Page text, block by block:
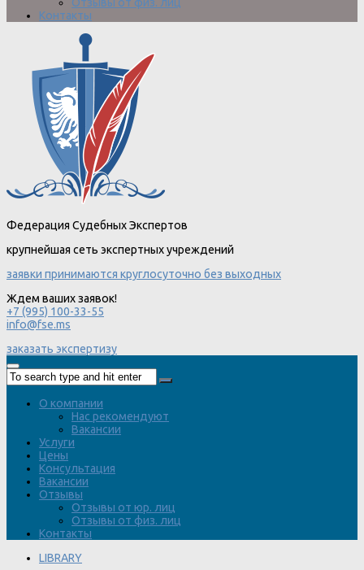
Отзывы от физ. лиц
Контакты
Федерация Судебных Экспертов
крупнейшая сеть экспертных учреждений
заявки принимаются круглосуточно без выходных
Ждем ваших заявок!
+7 (995) 100-33-55
info@fse.ms
заказать экспертизу
О компании
Нас рекомендуют
Вакансии
Услуги
Цены
Консультация
Вакансии
Отзывы
Отзывы от юр. лиц
Отзывы от физ. лиц
Контакты
LIBRARY